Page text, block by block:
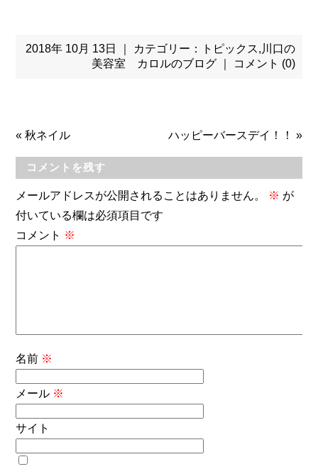
2018年 10月 13日 ｜ カテゴリー： トピックス, 川口の
美容室 カロルのブログ｜ コメント (0)
«秋ネイル ハッピーバースデイ！！ »
コメントを残す
メールアドレスが公開されることはありません。 ※ が
付いている欄は必須項目です
コメント ※
名前 ※
メール ※
サイト